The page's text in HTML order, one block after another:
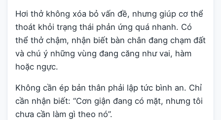
Hơi thở không xóa bỏ vấn đề, nhưng giúp cơ thể
thoát khỏi trạng thái phản ứng quá nhanh. Có
thể thở chậm, nhận biết bàn chân đang chạm đất
và chú ý những vùng đang căng như vai, hàm
hoặc ngực.
Không cần ép bản thân phải lập tức bình an. Chỉ
cần nhận biết: “Cơn giận đang có mặt, nhưng tôi
chưa cần làm gì theo nó”.